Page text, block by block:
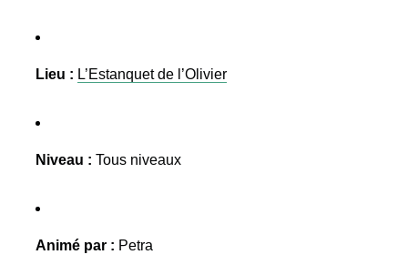
Lieu : L’Estanquet de l’Olivier
Niveau : Tous niveaux
Animé par : Petra